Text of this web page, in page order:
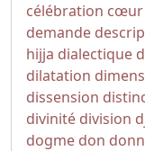
célébration cœur
demande
hijja dialectique
dilatation
dissension
divinité division
dogme don